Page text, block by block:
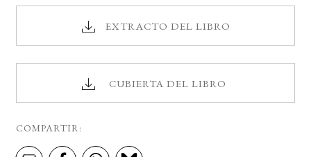
EXTRACTO DEL LIBRO
CUBIERTA DEL LIBRO
COMPARTIR: